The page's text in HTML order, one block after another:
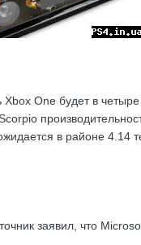
Xbox One будет в
в районе 4.14
заявил, что